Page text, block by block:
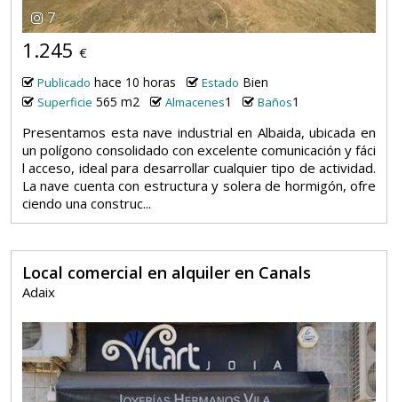
7
1.245 €
Publicado hace 10 horas Estado Bien
Superficie 565 m2 Almacenes1 Baños1
Presentamos esta nave industrial en Albaida, ubicada en
un polígono consolidado con excelente comunicación y fáci
l acceso, ideal para desarrollar cualquier tipo de actividad.
La nave cuenta con estructura y solera de hormigón, ofre
ciendo una construc...
Local comercial en alquiler en Canals
Adaix